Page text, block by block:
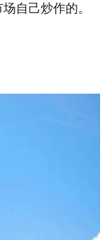
自己炒作的。